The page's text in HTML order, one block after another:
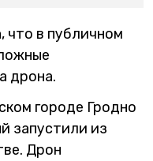
что в публичном
дрона.
городе Гродно
запустили из
Дрон